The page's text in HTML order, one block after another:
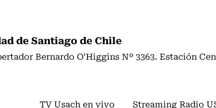
de Santiago de Chile
Bernardo O’Higgins Nº 3363. Estación
TV Usach en vivo Streaming Radio